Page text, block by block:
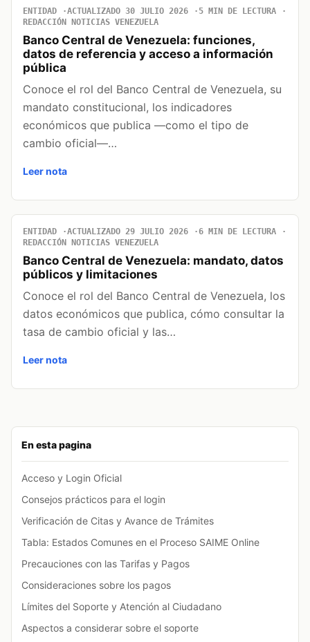
En esta pagina
Acceso y Login Oficial
Consejos prácticos para el login
Verificación de Citas y Avance de Trámites
Tabla: Estados Comunes en el Proceso SAIME Online
Precauciones con las Tarifas y Pagos
Consideraciones sobre los pagos
Límites del Soporte y Atención al Ciudadano
Aspectos a considerar sobre el soporte
ENTIDAD ACTUALIZADO 30 JULIO 2026
5 MIN DE LECTURA
REDACCIÓN NOTICIAS VENEZUELA
Banco Central de Venezuela: funciones,
datos de referencia y acceso a información
pública
Conoce el rol del Banco Central de Venezuela, su
mandato constitucional, los indicadores
económicos que publica —como el tipo de
cambio oficial—…
Leer nota
ENTIDAD ACTUALIZADO 29 JULIO 2026
6 MIN DE LECTURA
REDACCIÓN NOTICIAS VENEZUELA
Banco Central de Venezuela: mandato, datos
públicos y limitaciones
Conoce el rol del Banco Central de Venezuela, los
datos económicos que publica, cómo consultar la
tasa de cambio oficial y las…
Leer nota